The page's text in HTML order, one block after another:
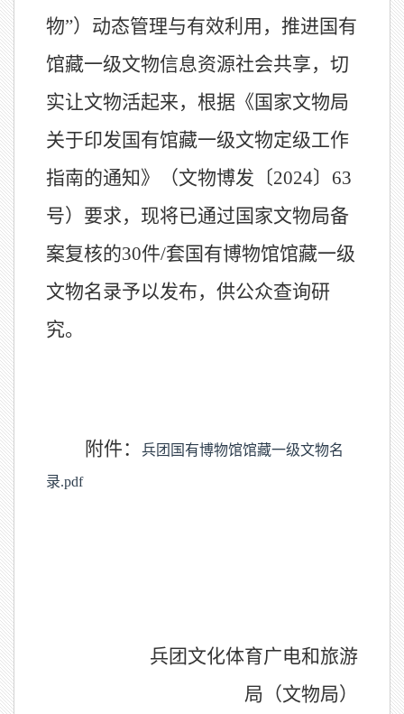
物”）动态管理与有效利用，推进国有
馆藏一级文物信息资源社会共享， 切
实让文物活起来，根据《国家文物局
关于印发国有馆藏一级文物定级工作
指南的通知》（文物博发 〔2024〕 63
号）要求，现将已通过国家文物局备
案复核的30件/套国有博物馆馆藏一级
文物名录予以发布，供公众查询研
究。
附件： 兵团国有博物馆馆藏一级文物名
录.pdf
兵团文化体育广电和旅游
局 （文物局）